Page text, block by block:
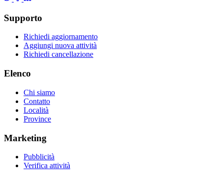
Supporto
Richiedi aggiornamento
Aggiungi nuova attività
Richiedi cancellazione
Elenco
Chi siamo
Contatto
Località
Province
Marketing
Pubblicità
Verifica attività